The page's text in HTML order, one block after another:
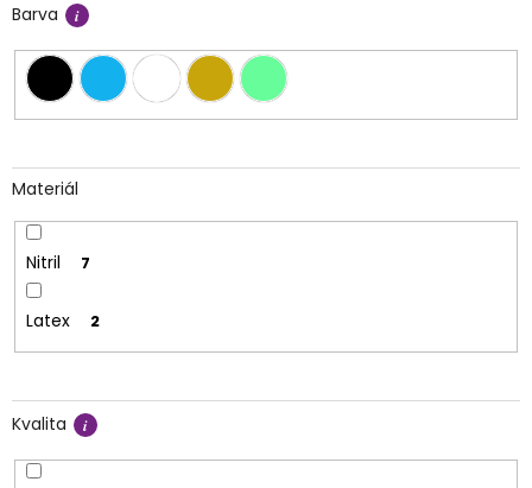
Barva
Materiál
Nitril 7
Latex 2
Kvalita